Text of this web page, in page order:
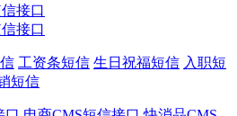
接口
接口
工资条短信 生日祝福短信 入职短
短信